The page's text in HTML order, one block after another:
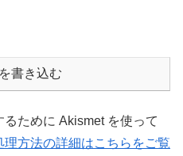
書き込む
ために Akismet を使って
理方法の詳細はこちらをご覧